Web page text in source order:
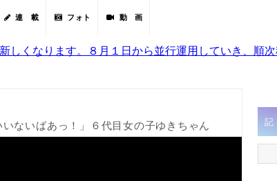
連 載 フォト 動 画
くなります。８月１日から並行運用していき、順次
ないばあっ！」６代目女の子ゆきちゃん